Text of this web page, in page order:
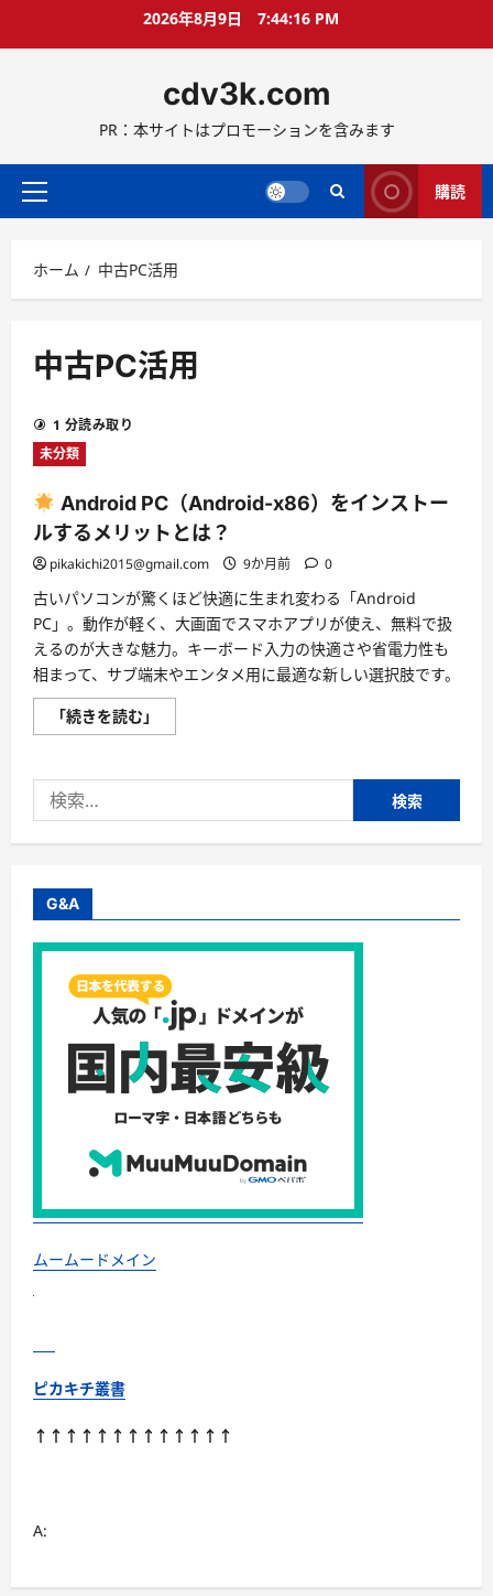
ス
ッ
2026年8月9日 7:44:17 PM
cdv3k.com
PR：本サイトはプロモーションを含みます
メ
メ
ニ
ー
購読
ホーム 中古PC活用
中古PC活用
1 分読み取り
未分類
Android PC（Android-x86）をインストー
ルするメリットとは？
pikakichi2015@gmail.com 9か月前 0
古いパソコンが驚くほど快適に生まれ変わる「Android
PC」。動作が軽く、大画面でスマホアプリが使え、無料で扱
えるのが大きな魅力。キーボード入力の快適さや省電力性も
相まって、サブ端末やエンタメ用に最適な新しい選択肢です。
「続きを読む」
Android
を
ス
ト
メ
ッ
と
は？
に
つ
て
さ
ら
読
む
索:
G&A
ムームードメイン
ピカキチ叢書
↑↑↑↑↑↑↑↑↑↑↑↑↑
A: